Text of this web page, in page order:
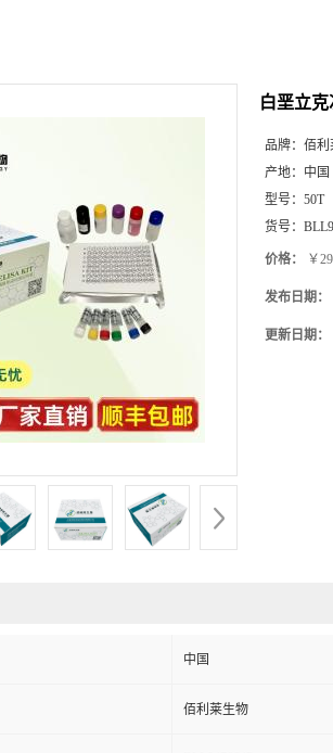
白垩立
品牌： 佰利
产地： 中国
型号： 50T
货号：
价格： ￥
发布日期：
更新日期：
中国
佰利莱生物